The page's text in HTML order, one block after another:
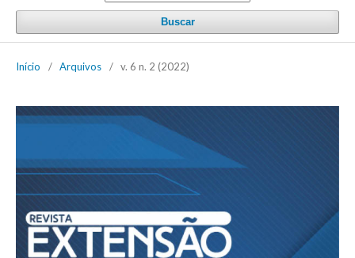
Buscar
Início / Arquivos / v. 6 n. 2 (2022)